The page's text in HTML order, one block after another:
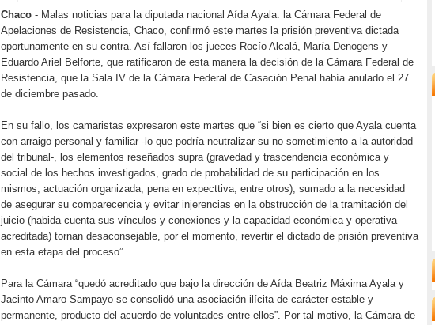
Chaco - Malas noticias para la diputada nacional Aída Ayala: la Cámara Federal de
Apelaciones de Resistencia, Chaco, confirmó este martes la prisión preventiva dictada
oportunamente en su contra. Así fallaron los jueces Rocío Alcalá, María Denogens y
Eduardo Ariel Belforte, que ratificaron de esta manera la decisión de la Cámara Federal de
Resistencia, que la Sala IV de la Cámara Federal de Casación Penal había anulado el 27
de diciembre pasado.
En su fallo, los camaristas expresaron este martes que “si bien es cierto que Ayala cuenta
con arraigo personal y familiar -lo que podría neutralizar su no sometimiento a la autoridad
del tribunal-, los elementos reseñados supra (gravedad y trascendencia económica y
social de los hechos investigados, grado de probabilidad de su participación en los
mismos, actuación organizada, pena en expecttiva, entre otros), sumado a la necesidad
de asegurar su comparecencia y evitar injerencias en la obstrucción de la tramitación del
juicio (habida cuenta sus vínculos y conexiones y la capacidad económica y operativa
acreditada) tornan desaconsejable, por el momento, revertir el dictado de prisión preventiva
en esta etapa del proceso”.
Para la Cámara “quedó acreditado que bajo la dirección de Aída Beatriz Máxima Ayala y
Jacinto Amaro Sampayo se consolidó una asociación ilícita de carácter estable y
permanente, producto del acuerdo de voluntades entre ellos”. Por tal motivo, la Cámara de